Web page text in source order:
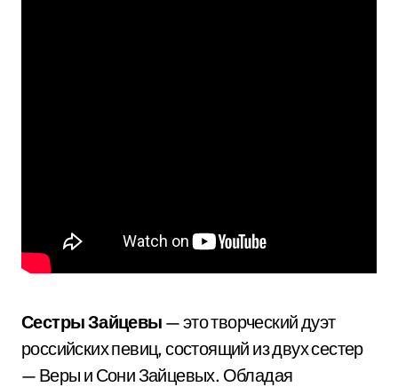
Сестры Зайцевы — это творческий дуэт
российских певиц, состоящий из двух сестер
— Веры и Сони Зайцевых. Обладая